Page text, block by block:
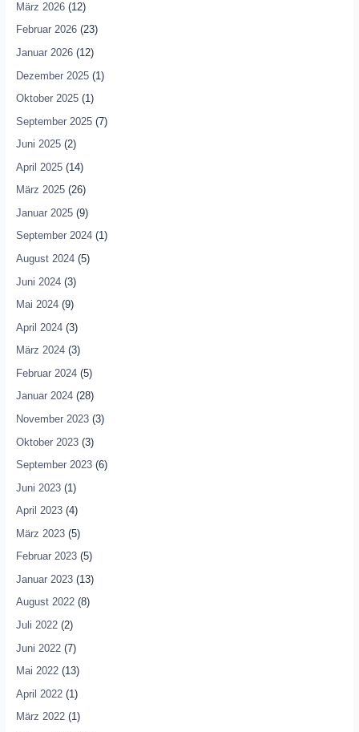
März 2026(12)
Februar 2026(23)
Januar 2026(12)
Dezember 2025(1)
Oktober 2025(1)
September 2025(7)
Juni 2025(2)
April 2025(14)
März 2025(26)
Januar 2025(9)
September 2024(1)
August 2024(5)
Juni 2024(3)
Mai 2024(9)
April 2024(3)
März 2024(3)
Februar 2024(5)
Januar 2024(28)
November 2023(3)
Oktober 2023(3)
September 2023(6)
Juni 2023(1)
April 2023(4)
März 2023(5)
Februar 2023(5)
Januar 2023(13)
August 2022(8)
Juli 2022(2)
Juni 2022(7)
Mai 2022(13)
April 2022(1)
März 2022(1)